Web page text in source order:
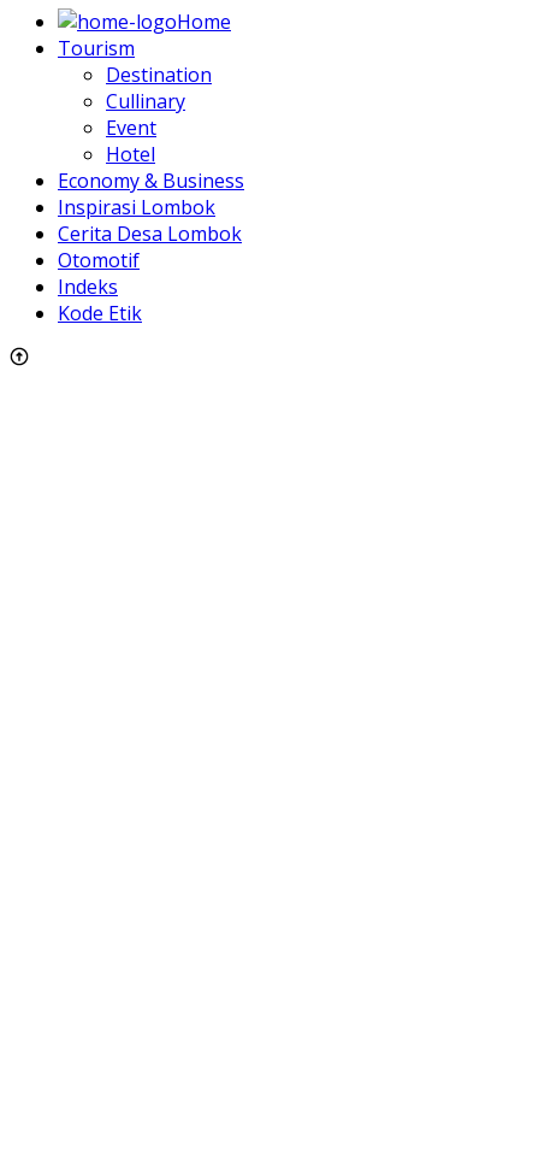
Home
Tourism
Destination
Cullinary
Event
Hotel
Economy & Business
Inspirasi Lombok
Cerita Desa Lombok
Otomotif
Indeks
Kode Etik